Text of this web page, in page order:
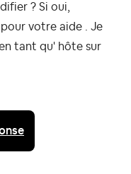
? Si oui,
votre aide . Je
tant qu' hôte sur